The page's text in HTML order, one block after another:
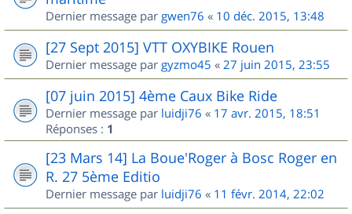
Dernier message par gwen76 « 10 déc. 2015, 13:48
[27 Sept 2015] VTT OXYBIKE Rouen
Dernier message par gyzmo45 « 27 juin 2015, 23:55
[07 juin 2015] 4ème Caux Bike Ride
Dernier message par luidji76 « 17 avr. 2015, 18:51
Réponses : 1
[23 Mars 14] La Boue'Roger à Bosc Roger en
R. 27 5ème Editio
Dernier message par luidji76 « 11 févr. 2014, 22:02